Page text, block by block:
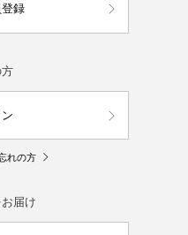
録
れの方
届け